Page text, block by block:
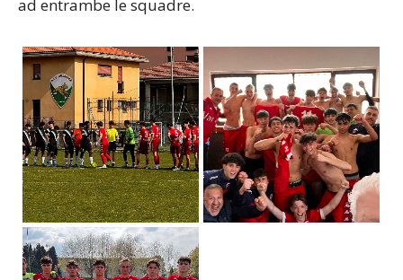
ad entrambe le squadre.